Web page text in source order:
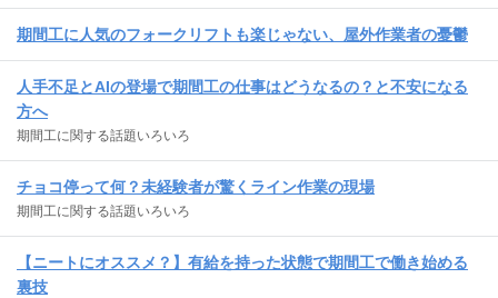
期間工に人気のフォークリフトも楽じゃない、屋外作業者の憂鬱
人手不足とAIの登場で期間工の仕事はどうなるの？と不安になる
方へ
期間工に関する話題いろいろ
チョコ停って何？未経験者が驚くライン作業の現場
期間工に関する話題いろいろ
【ニートにオススメ？】有給を持った状態で期間工で働き始める
裏技